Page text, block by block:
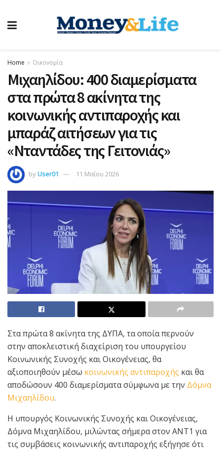
Home Οικονομία
Μιχαηλίδου: 400 διαμερίσματα
στα πρώτα 8 ακίνητα της
κοινωνικής αντιπαροχής και
μπαράζ αιτήσεων για τις
«Νταντάδες της Γειτονιάς»
byUser01 11 Μαΐου 2026
Στα πρώτα 8 ακίνητα της ΔΥΠΑ, τα οποία περνούν
στην αποκλειστική διαχείριση του υπουργείου
Κοινωνικής Συνοχής και Οικογένειας, θα
αξιοποιηθούν μέσω κοινωνικής αντιπαροχής και θα
αποδώσουν 400 διαμερίσματα σύμφωνα με την Δόμνα
Μιχαηλίδου.
Η υπουργός Κοινωνικής Συνοχής και Οικογένειας,
Δόμνα Μιχαηλίδου, μιλώντας σήμερα στον ΑΝΤ1 για
τις συμβάσεις κοινωνικής αντιπαροχής εξήγησε ότι